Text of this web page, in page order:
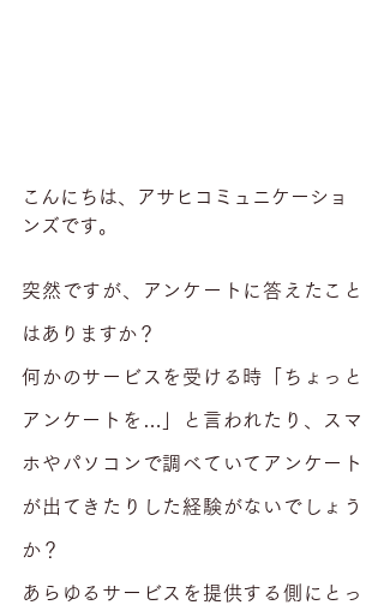
こんにちは、アサヒコミュニケーショ
ンズです。
突然ですが、アンケートに答えたこと
はありますか？
何かのサービスを受ける時「ちょっと
アンケートを…」と言われたり、スマ
ホやパソコンで調べていてアンケート
が出てきたりした経験がないでしょう
か？
あらゆるサービスを提供する側にとっ